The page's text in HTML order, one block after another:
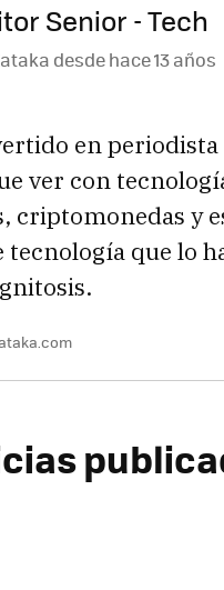
Senior - Tech
desdehace 13 años
en periodista
ver con
criptomonedas y
que lo